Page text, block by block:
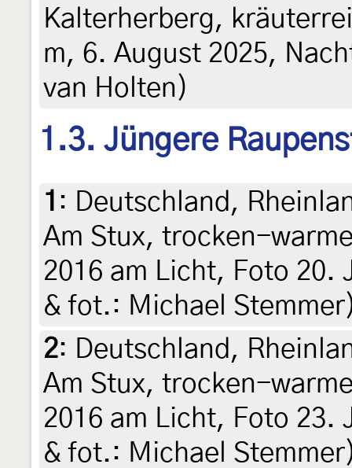
Kalterherberg,
m, 6. August 2025,
van Holten)
1.3. Jüngere
1 : Deutschland,
Am Stux, trocken-
2016 am Licht, Foto
& fot.: Michael
2: Deutschland,
Am Stux, trocken-
2016 am Licht, Foto
& fot.: Michael